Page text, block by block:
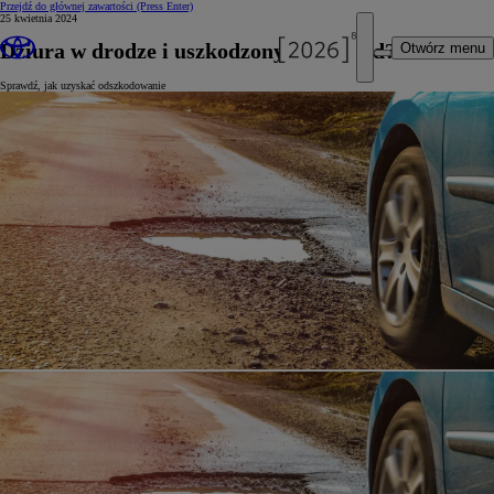
Przejdź do głównej zawartości (Press Enter)
Otwórz menu
25 kwietnia 2024
Dziura w drodze i uszkodzony samochód?
Sprawdź, jak uzyskać odszkodowanie